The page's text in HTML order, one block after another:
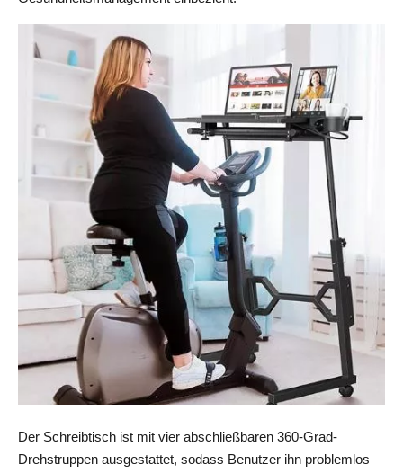
Der Schreibtisch ist mit vier abschließbaren 360-Grad-
Drehstruppen ausgestattet, sodass Benutzer ihn problemlos